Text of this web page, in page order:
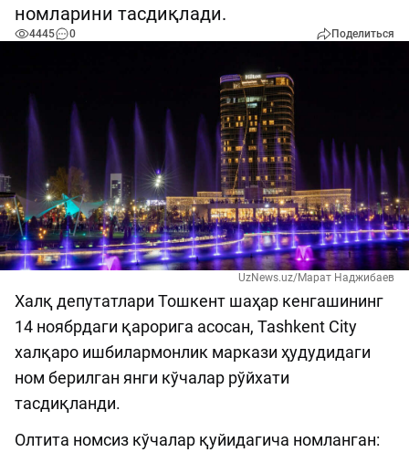
номларини тасдиқлади.
4445 0 Поделиться
UzNews.uz/Марат Наджибаев
Халқ депутатлари Тошкент шаҳар кенгашининг
14 ноябрдаги қарорига асосан, Tashkent City
халқаро ишбилармонлик маркази ҳудудидаги
ном берилган янги кўчалар рўйхати
тасдиқланди.
Олтита номсиз кўчалар қуйидагича номланган: